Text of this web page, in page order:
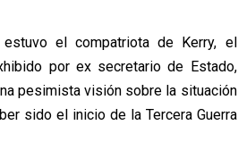
el compatriota de Kerry, el
por ex secretario de Estado,
pesimista visión sobre la situación
sido el inicio de la Tercera Guerra